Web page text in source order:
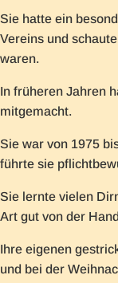
Sie hatte ein
Vereins und
waren.
In früheren Jahren
mitgemacht.
Sie war von 1975
führte sie
Sie lernte vielen
Art gut von der
Ihre eigenen
und bei der